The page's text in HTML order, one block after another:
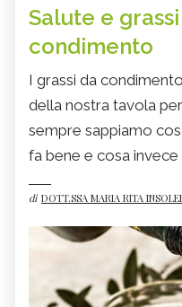
Salute e
condimento
I grassi da
della nostra tavola
sempre sappiamo
fa bene e cosa
di DOTT.SSA MARIA RITA